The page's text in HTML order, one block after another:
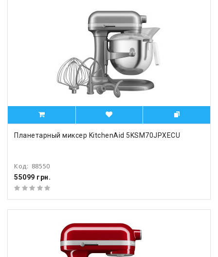
Планетарный миксер KitchenAid 5KSM70JPXECU
Код: 88550
55099 грн.